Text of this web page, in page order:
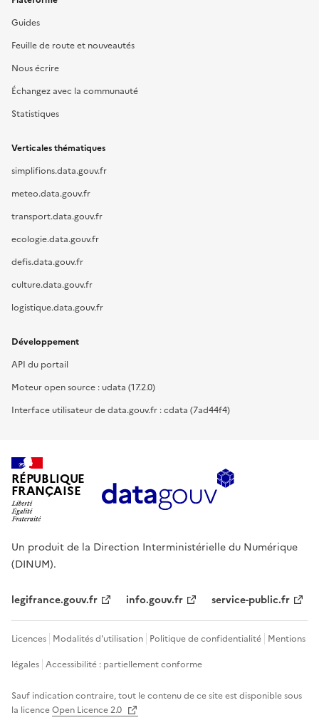
Guides
Feuille de route et nouveautés
Nous écrire
Échangez avec la communauté
Statistiques
Verticales thématiques
simplifions.data.gouv.fr
meteo.data.gouv.fr
transport.data.gouv.fr
ecologie.data.gouv.fr
defis.data.gouv.fr
culture.data.gouv.fr
logistique.data.gouv.fr
Développement
API du portail
Moteur open source : udata (17.2.0)
Interface utilisateur de data.gouv.fr : cdata (7ad44f4)
RÉPUBLIQUE
FRANÇAISE
Un produit de la Direction Interministérielle du Numérique
(DINUM).
legifrance.gouv.fr info.gouv.fr service-public.fr
Licences Modalités d'utilisation Politique de confidentialité Mentions
légales Accessibilité : partiellement conforme
Sauf indication contraire, tout le contenu de ce site est disponible sous
la licenceOpen Licence 2.0